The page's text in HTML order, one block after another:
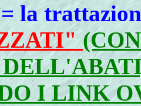
la
I LINK